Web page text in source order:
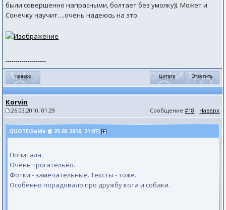
были совершенно напрасными, болтает без умолку)). Может и
Сонечку научит….очень надеюсь на это.
--------------------
Коrvin
26.03.2010, 01:29 Сообщение#18 | Наверх
QUOTE(Salda @ 25.03.2010, 21:07)
Почитала.
Очень трогательно.
Фотки - замечательные. Тексты - тоже.
Особенно порадовало про дружбу кота и собаки.